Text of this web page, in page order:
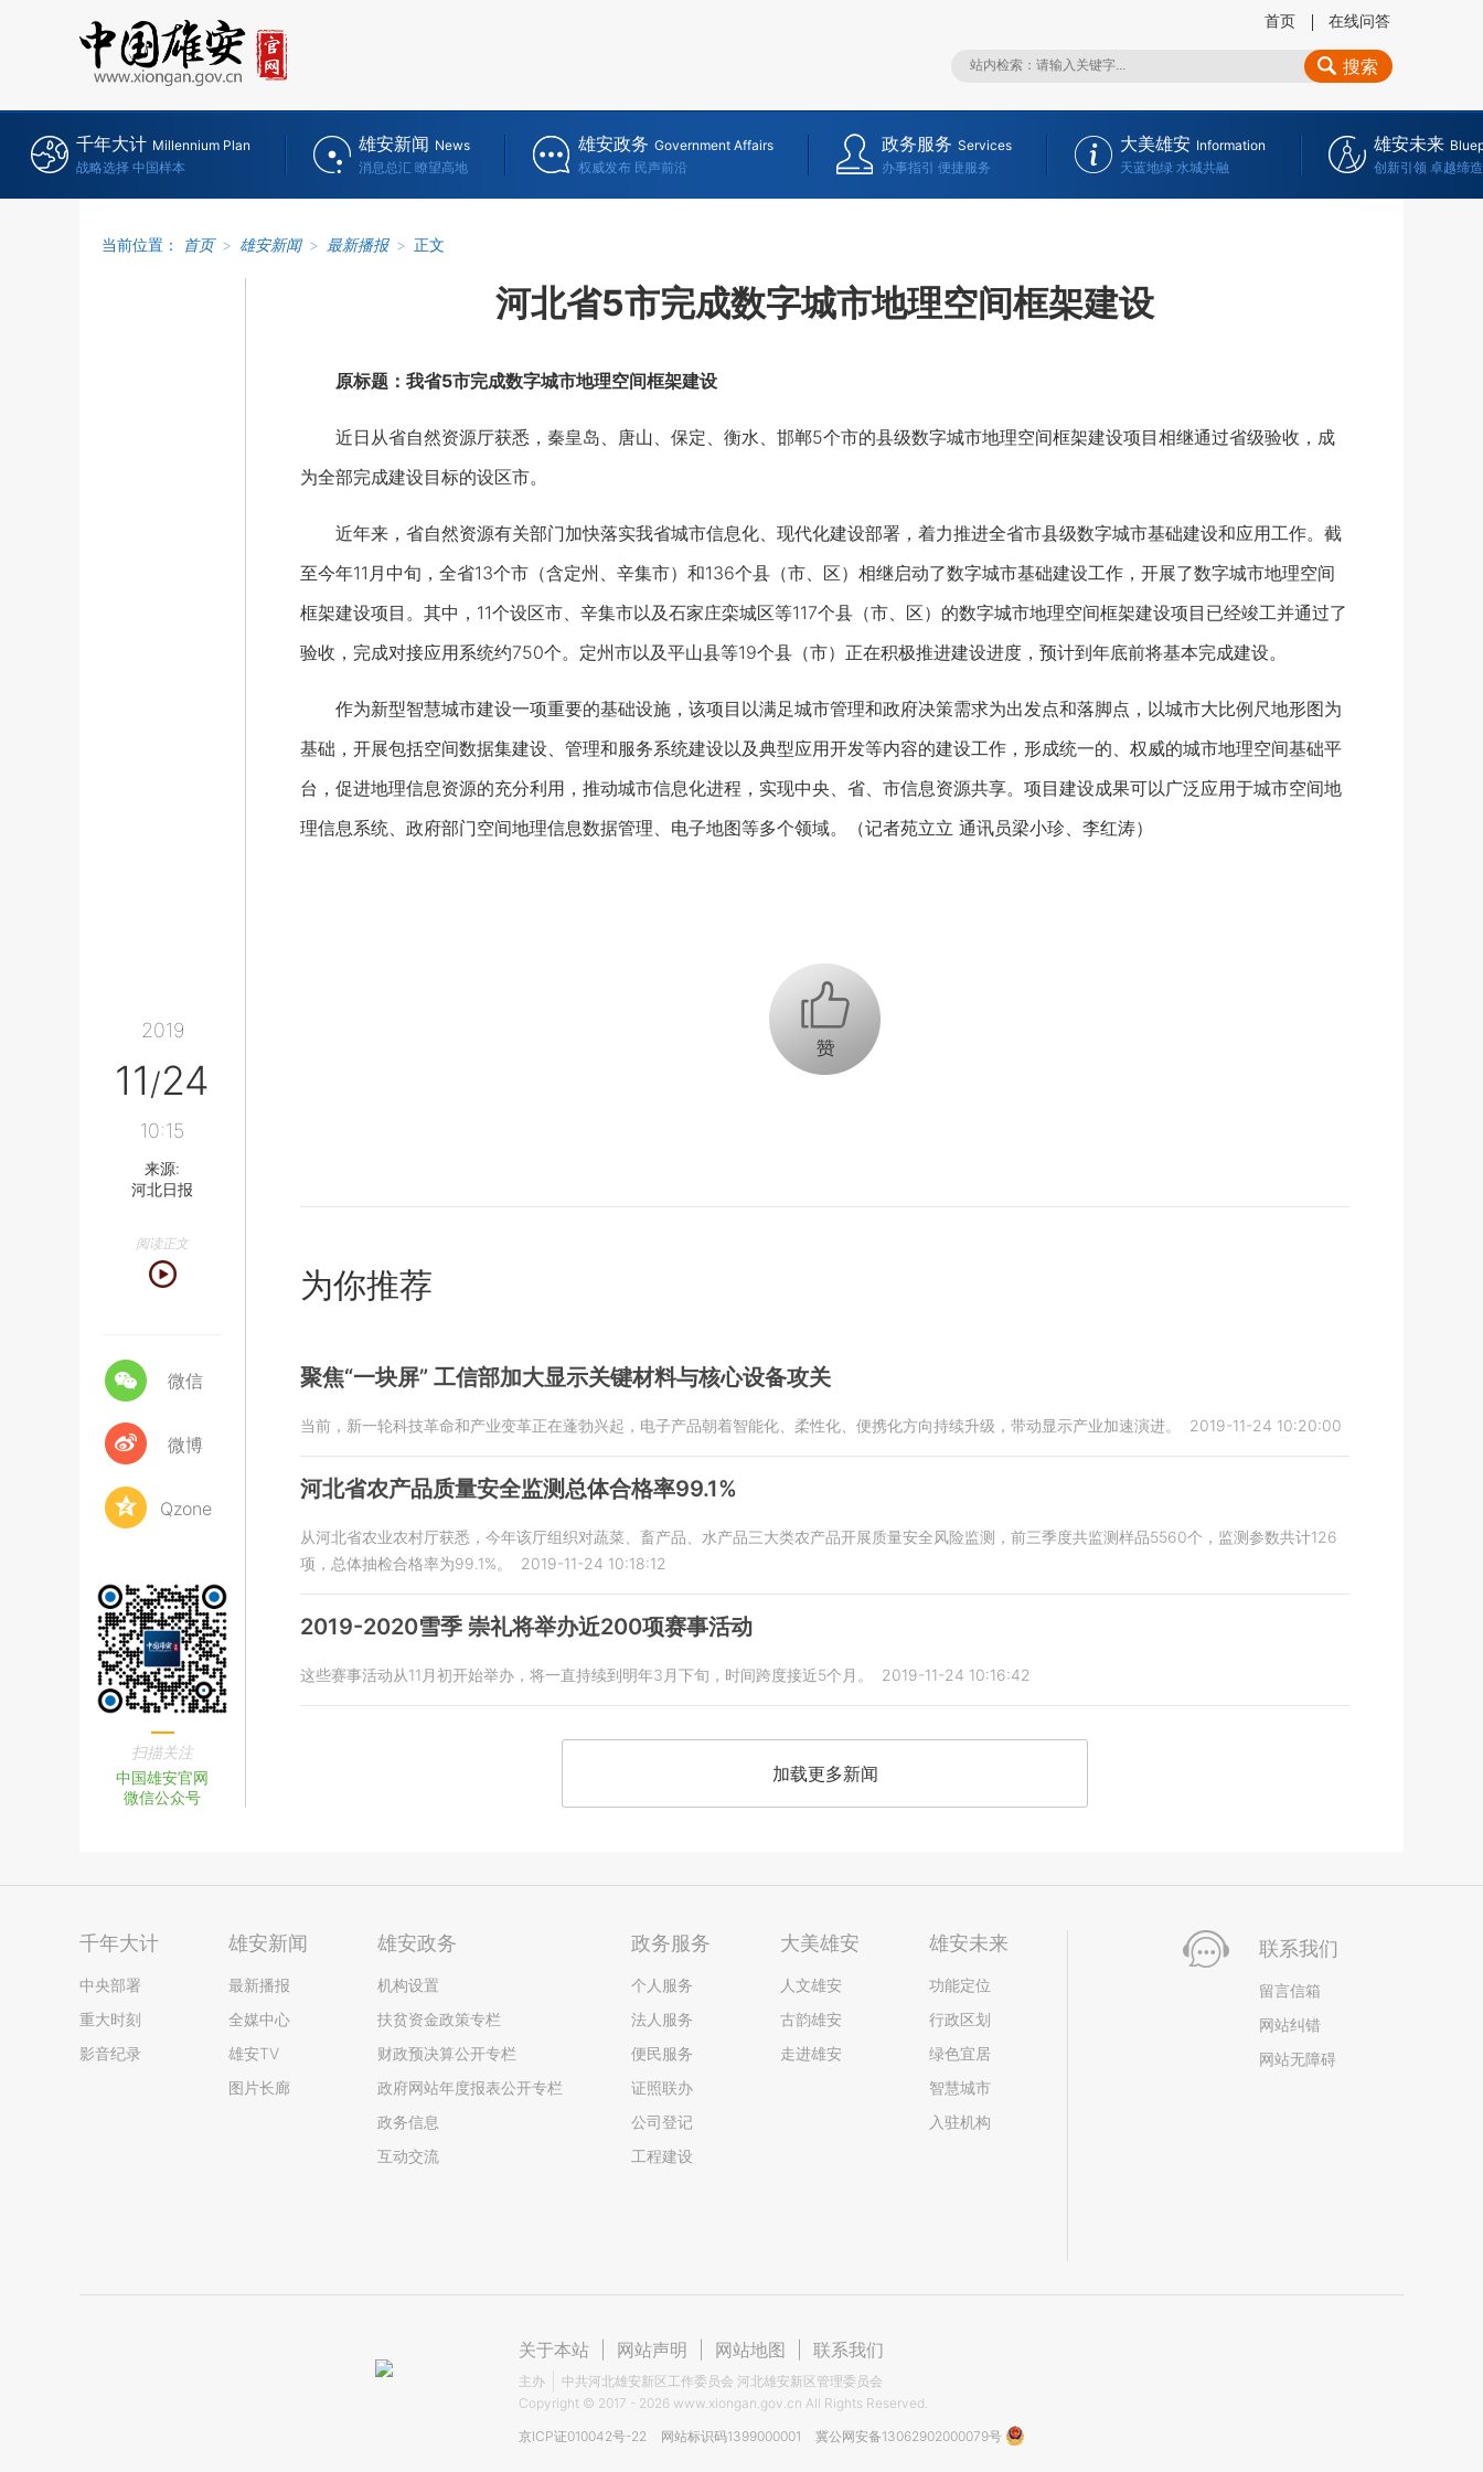
首页 在线问答
搜索
千年大计 Millennium Plan
战略选择 中国样本
雄安新闻 News
消息总汇 瞭望高地
雄安政务 Government Affairs
权威发布 民声前沿
政务服务 Services
办事指引 便捷服务
大美雄安 Information
天蓝地绿 水城共融
雄安未来
创新引领 卓越缔造
当前位置： 首页 > 雄安新闻 > 最新播报 > 正文
2019
11/24
10:15
来源:
河北日报
阅读正文
微信
微博
Qzone
扫描关注
中国雄安官网
微信公众号
河北省5市完成数字城市地理空间框架建设
原标题：我省5市完成数字城市地理空间框架建设
近日从省自然资源厅获悉，秦皇岛、唐山、保定、衡水、邯郸5个市的县级数字城市地理空间框架建设项目相继通过省级验收，成
为全部完成建设目标的设区市。
近年来，省自然资源有关部门加快落实我省城市信息化、现代化建设部署，着力推进全省市县级数字城市基础建设和应用工作。截
至今年11月中旬，全省13个市（含定州、辛集市）和136个县（市、区）相继启动了数字城市基础建设工作，开展了数字城市地理空间
框架建设项目。其中，11个设区市、辛集市以及石家庄栾城区等117个县（市、区）的数字城市地理空间框架建设项目已经竣工并通过了
验收，完成对接应用系统约750个。定州市以及平山县等19个县（市）正在积极推进建设进度，预计到年底前将基本完成建设。
作为新型智慧城市建设一项重要的基础设施，该项目以满足城市管理和政府决策需求为出发点和落脚点，以城市大比例尺地形图为
基础，开展包括空间数据集建设、管理和服务系统建设以及典型应用开发等内容的建设工作，形成统一的、权威的城市地理空间基础平
台，促进地理信息资源的充分利用，推动城市信息化进程，实现中央、省、市信息资源共享。项目建设成果可以广泛应用于城市空间地
理信息系统、政府部门空间地理信息数据管理、电子地图等多个领域。（记者苑立立 通讯员梁小珍、李红涛）
+1
为你推荐
聚焦“一块屏” 工信部加大显示关键材料与核心设备攻关
当前，新一轮科技革命和产业变革正在蓬勃兴起，电子产品朝着智能化、柔性化、便携化方向持续升级，带动显示产业加速演进。 2019-11-24 10:20:00
河北省农产品质量安全监测总体合格率99.1%
从河北省农业农村厅获悉，今年该厅组织对蔬菜、畜产品、水产品三大类农产品开展质量安全风险监测，前三季度共监测样品5560个，监测参数共计126
项，总体抽检合格率为99.1%。
2019-11-24 10:18:12
2019-2020雪季 崇礼将举办近200项赛事活动
这些赛事活动从11月初开始举办，将一直持续到明年3月下旬，时间跨度接近5个月。 2019-11-24 10:16:42
加载更多新闻
千年大计
中央部署
重大时刻
影音纪录
雄安新闻
最新播报
全媒中心
雄安TV
图片长廊
雄安政务
机构设置
扶贫资金政策专栏
财政预决算公开专栏
政府网站年度报表公开专栏
政务信息
互动交流
政务服务
个人服务
法人服务
便民服务
证照联办
公司登记
工程建设
大美雄安
人文雄安
古韵雄安
走进雄安
雄安未来
功能定位
行政区划
绿色宜居
智慧城市
入驻机构
联系我们
留言信箱
网站纠错
网站无障碍
关于本站 网站声明 网站地图 联系我们
主办
中共河北雄安新区工作委员会 河北雄安新区管理委员会
Copyright © 2017 - 2026 www.xiongan.gov.cn All Rights Reserved.
京ICP证010042号-22
网站标识码1399000001 冀公网安备13062902000079号